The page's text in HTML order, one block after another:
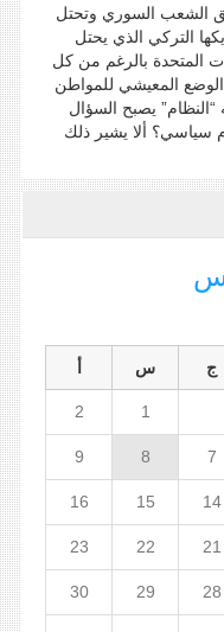
الشعب السوري وتحتل
التركي الذي يحتل
المتحدة بالرغم من كل
المعيشي للمواطن
يصبح السؤال
سياسي؟ ألا يشير ذلك
ج س
1
2
7
8
9
14
15
16
21
22
23
28
29
30